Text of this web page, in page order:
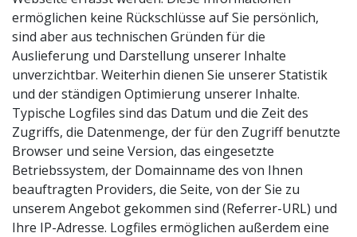
ermöglichen keine Rückschlüsse auf Sie persönlich,
sind aber aus technischen Gründen für die
Auslieferung und Darstellung unserer Inhalte
unverzichtbar. Weiterhin dienen Sie unserer Statistik
und der ständigen Optimierung unserer Inhalte.
Typische Logfiles sind das Datum und die Zeit des
Zugriffs, die Datenmenge, der für den Zugriff benutzte
Browser und seine Version, das eingesetzte
Betriebssystem, der Domainname des von Ihnen
beauftragten Providers, die Seite, von der Sie zu
unserem Angebot gekommen sind (Referrer-URL) und
Ihre IP-Adresse. Logfiles ermöglichen außerdem eine